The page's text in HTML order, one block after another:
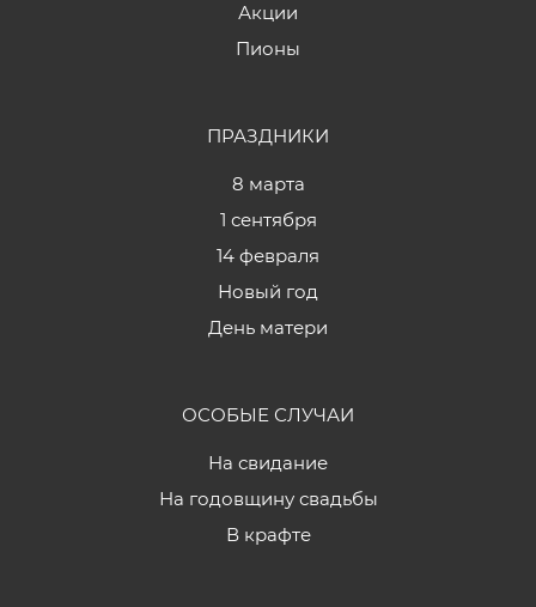
Акции
Пионы
ПРАЗДНИКИ
8 марта
1 сентября
14 февраля
Новый год
День матери
ОСОБЫЕ СЛУЧАИ
На свидание
На годовщину свадьбы
В крафте